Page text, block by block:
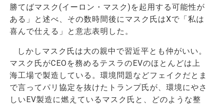
勝てばマスク (イーロン・マスク )を起用する可能性が
ある」と述べ、その数時間後にマスク氏はXで「私は
喜んで仕える」と意志表明した。
しかしマスク氏は大の親中で習近平とも仲がいい。
マスク氏がCEOを務めるテスラのEVのほとんどは上
海工場で製造している。環境問題などフェイクだとま
で言ってパリ協定を抜けたトランプ氏が、環境にやさ
しいEV製造に燃えているマスク氏と、どのような整